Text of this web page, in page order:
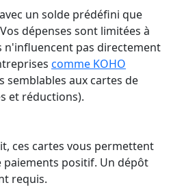
un solde prédéfini que
dépenses sont limitées à
n'influencent pas directement
comme KOHO
semblables aux cartes de
et réductions).
ces cartes vous permettent
positif. Un dépôt
requis.